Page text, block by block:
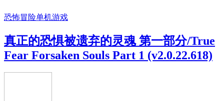
恐怖冒险单机游戏
真正的恐惧被遗弃的灵魂 第一部分/True
Fear Forsaken Souls Part 1 (v2.0.22.618)